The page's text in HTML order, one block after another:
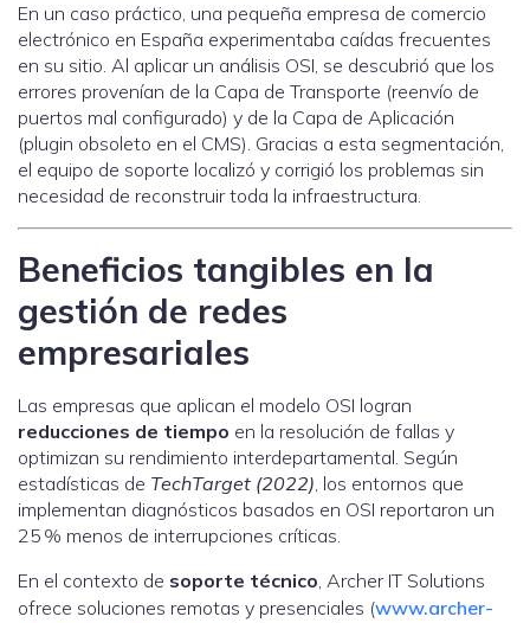
En un caso práctico, una pequeña empresa de comercio
electrónico en España experimentaba caídas frecuentes
en su sitio. Al aplicar un análisis OSI, se descubrió que los
errores provenían de la Capa de Transporte (reenvío de
puertos mal configurado) y de la Capa de Aplicación
(plugin obsoleto en el CMS). Gracias a esta segmentación,
el equipo de soporte localizó y corrigió los problemas sin
necesidad de reconstruir toda la infraestructura.
Beneficios tangibles en la
gestión de redes
empresariales
Las empresas que aplican el modelo OSI logran
reducciones de tiempo en la resolución de fallas y
optimizan su rendimiento interdepartamental. Según
estadísticas de TechTarget (2022), los entornos que
implementan diagnósticos basados en OSI reportaron un
25 % menos de interrupciones críticas.
En el contexto de soporte técnico, Archer IT Solutions
ofrece soluciones remotas y presenciales (www.archer-